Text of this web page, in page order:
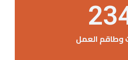
وطاقم العمل